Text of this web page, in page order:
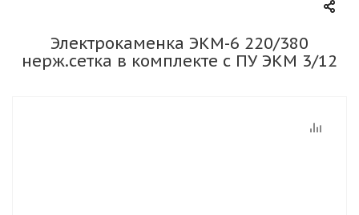
Электрокаменка ЭКМ-6 220/380
нерж.сетка в комплекте с ПУ ЭКМ 3/12